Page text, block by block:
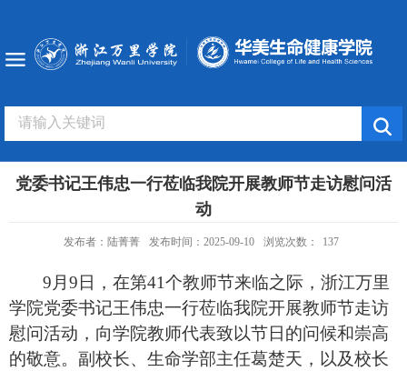
党委书记王伟忠一行莅临我院开展教师节走访慰问活
动
发布者：陆菁菁 发布时间：2025-09-10 浏览次数： 137
9 月 9 日，在第41个教师节来临之际，浙江万里
学院党委书记王伟忠一行莅临我院开展教师节走访
慰问活动，向学院教师代表致以节日的问候和崇高
的敬意。副校长、生命学部主任葛楚天，以及校长